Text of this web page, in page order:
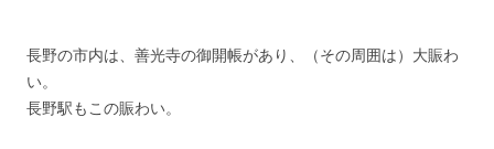
長野の市内は、善光寺の御開帳があり、（その周囲は）大賑わ
い。
長野駅もこの賑わい。